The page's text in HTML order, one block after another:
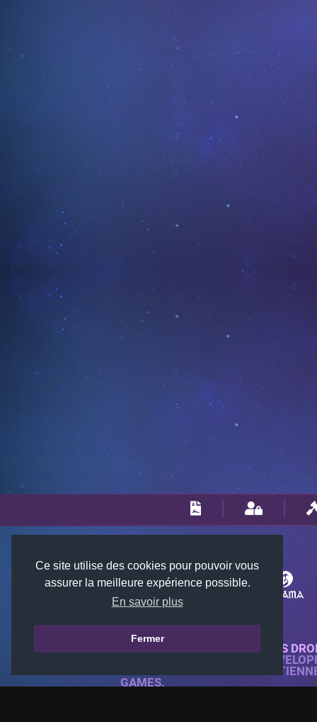
Ce site utilise des cookies pour pouvoir vous
assurer la meilleure expérience possible.
En savoir plus
Fermer
© 2018-2026 KTARENA. TOUS
SITE WEB ENTIÈREMENT
TOUTES LES IMAGES
GAMES.